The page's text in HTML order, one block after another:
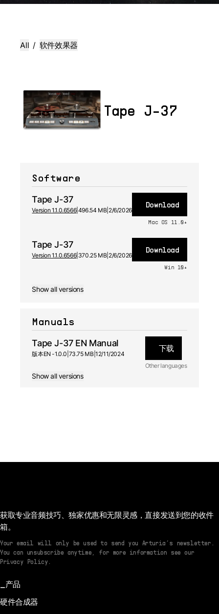
All / 软件效果器
Tape J-37
Software
Tape J-37
Version 1.1.0.6566| 496.54 MB 2/6/2026
Download
Mac OS 11.0+
Tape J-37
Version 1.1.0.6566| 370.25 MB 2/6/2026
Download
Win 10+
Show all versions
Manuals
Tape J-37 EN Manual
版本EN -1.0.0 73.75 MB |12/11/2024
下载
Other languages
1.0.0 -
Show all versions
获取专业音频技巧、独家优惠和无限灵感，直接发送到您的收件
箱。
Your email will only be used to send you Arturia’s newsletter.
You can unsubscribe anytime, for more information see our
Privacy Policy.
产品
硬件合成器